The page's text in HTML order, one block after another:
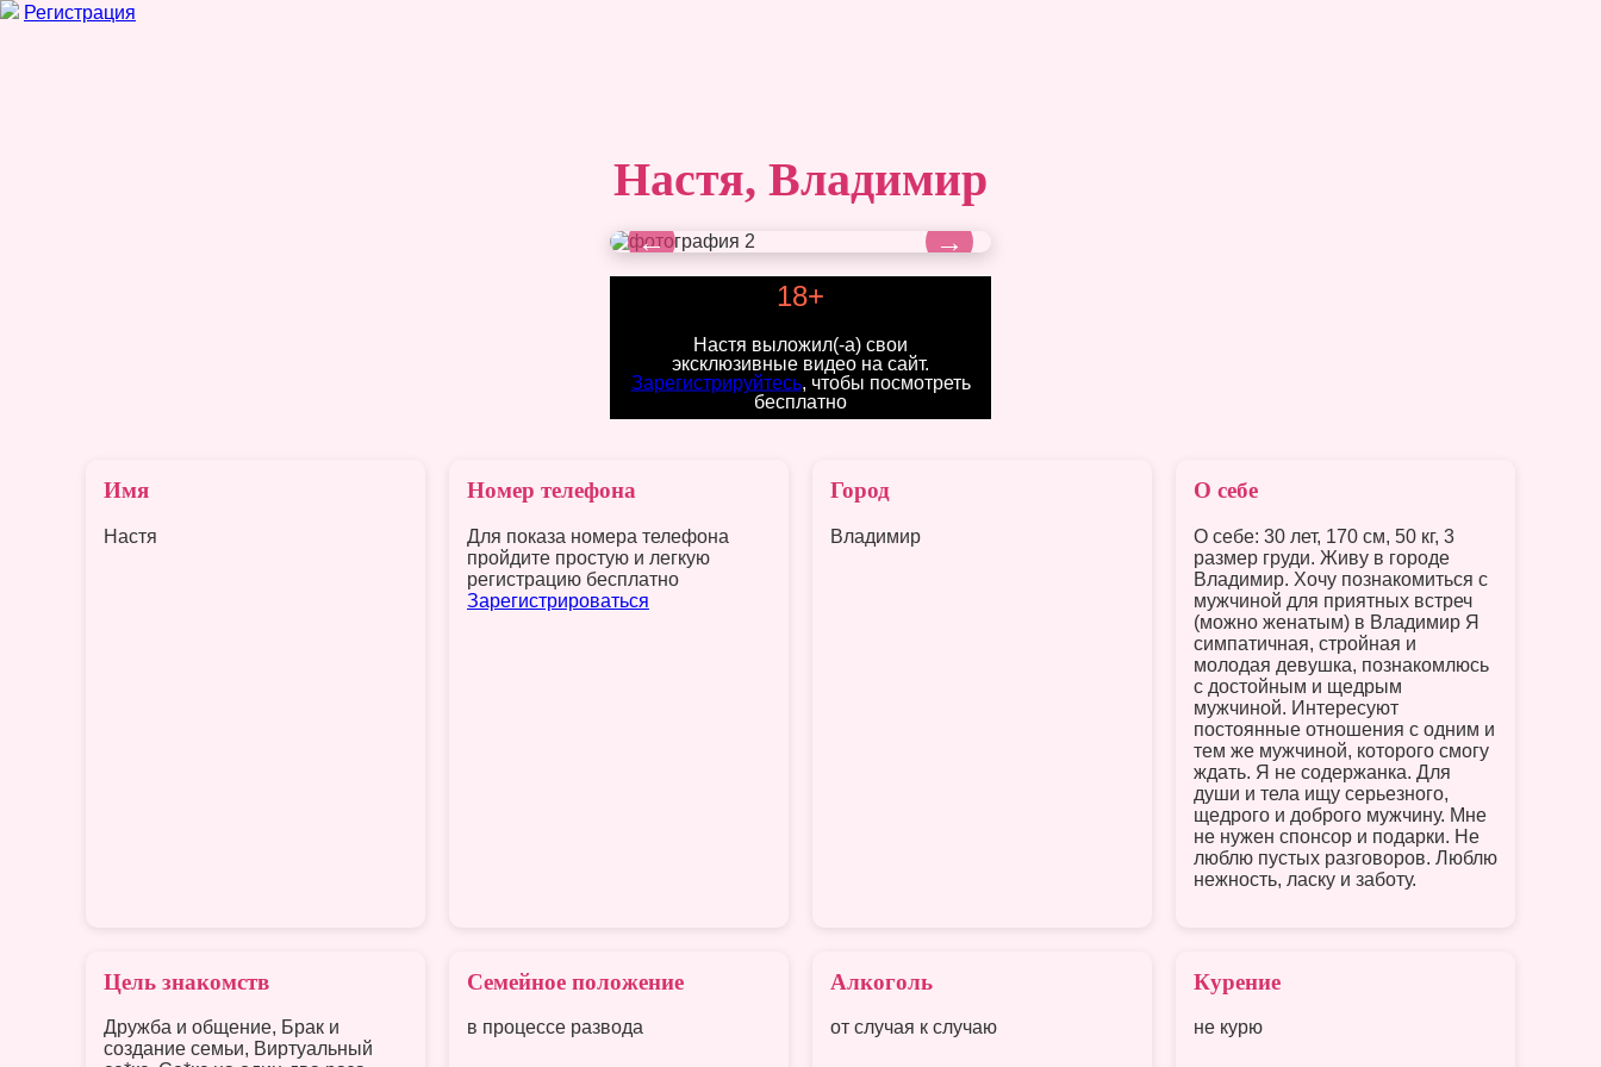
Регистрация
Настя, Владимир
←
→
18+
Настя выложил(-а) свои
эксклюзивные видео на сайт.
Зарегистрируйтесь, чтобы посмотреть
бесплатно
Имя
Настя
Номер телефона
Для показа номера телефона
пройдите простую и легкую
регистрацию бесплатно
Зарегистрироваться
Город
Владимир
О себе
О себе: 30 лет, 170 см, 50 кг, 3
размер груди. Живу в городе
Владимир. Хочу познакомиться с
мужчиной для приятных встреч
(можно женатым) в Владимир Я
симпатичная, стройная и
молодая девушка, познакомлюсь
с достойным и щедрым
мужчиной. Интересуют
постоянные отношения с одним и
тем же мужчиной, которого смогу
ждать. Я не содержанка. Для
души и тела ищу серьезного,
щедрого и доброго мужчину. Мне
не нужен спонсор и подарки. Не
люблю пустых разговоров. Люблю
нежность, ласку и заботу.
Цель знакомств
Дружба и общение, Брак и
создание семьи, Виртуальный
Семейное положение
в процессе развода
Алкоголь
от случая к случаю
Курение
не курю